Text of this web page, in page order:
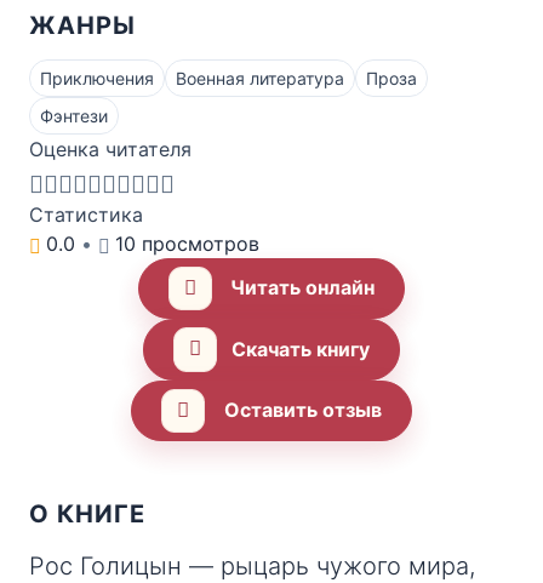
ЖАНРЫ
Приключения Военная литература
Проза
Фэнтези
Оценка читателя
Статистика
0.0 •
10 просмотров
Читать онлайн
Скачать книгу
Оставить отзыв
О КНИГЕ
Рос Голицын — рыцарь чужого мира,